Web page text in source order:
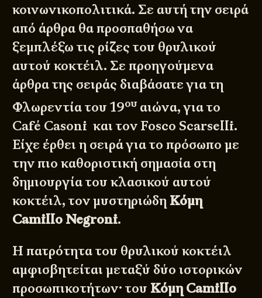
κοινωνικοπολιτικά. Σε αυτή την σειρά
από άρθρα θα προσπαθήσω να
ξεμπλέξω τις ρίζες του θρυλικού
αυτού κοκτέιλ. Σε προηγούμενα
άρθρα της σειράς διαβάσατε για τη
Φλωρεντία του 19ουαιώνα, γιατο
Café Casoni και τον Fosco Scarselli.
Είχε έρθει η σειρά για το πρόσωπο με
την πιο καθοριστική σημασία στη
δημιουργία του κλασικού αυτού
κοκτέιλ, τον μυστηριώδη Κόμη
Camillo Negroni.
Η πατρότητα του θρυλικού κοκτέιλ
αμφισβητείται μεταξύ δύο ιστορικών
προσωπικοτήτων· του Κόμη Camillo